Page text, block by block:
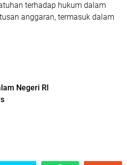
terhadap hukum dalam
anggaran, termasuk dalam
Negeri RI